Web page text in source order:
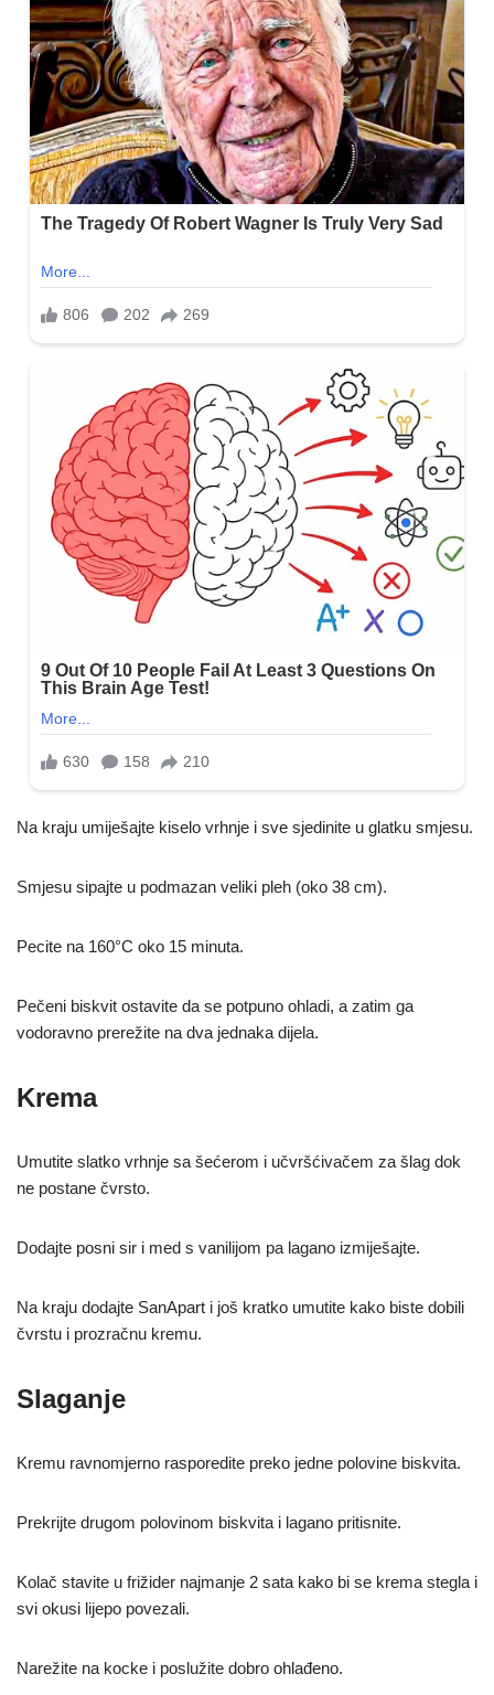
Na kraju umiješajte kiselo vrhnje i sve sjedinite u glatku smjesu.
Smjesu sipajte u podmazan veliki pleh (oko 38 cm).
Pecite na 160°C oko 15 minuta.
Pečeni biskvit ostavite da se potpuno ohladi, a zatim ga
vodoravno prerežite na dva jednaka dijela.
Krema
Umutite slatko vrhnje sa šećerom i učvršćivačem za šlag dok
ne postane čvrsto.
Dodajte posni sir i med s vanilijom pa lagano izmiješajte.
Na kraju dodajte SanApart i još kratko umutite kako biste dobili
čvrstu i prozračnu kremu.
Slaganje
Kremu ravnomjerno rasporedite preko jedne polovine biskvita.
Prekrijte drugom polovinom biskvita i lagano pritisnite.
Kolač stavite u frižider najmanje 2 sata kako bi se krema stegla i
svi okusi lijepo povezali.
Narežite na kocke i poslužite dobro ohlađeno.